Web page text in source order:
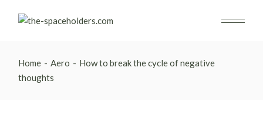
Home Aero
How to break the cycle of negative
thoughts